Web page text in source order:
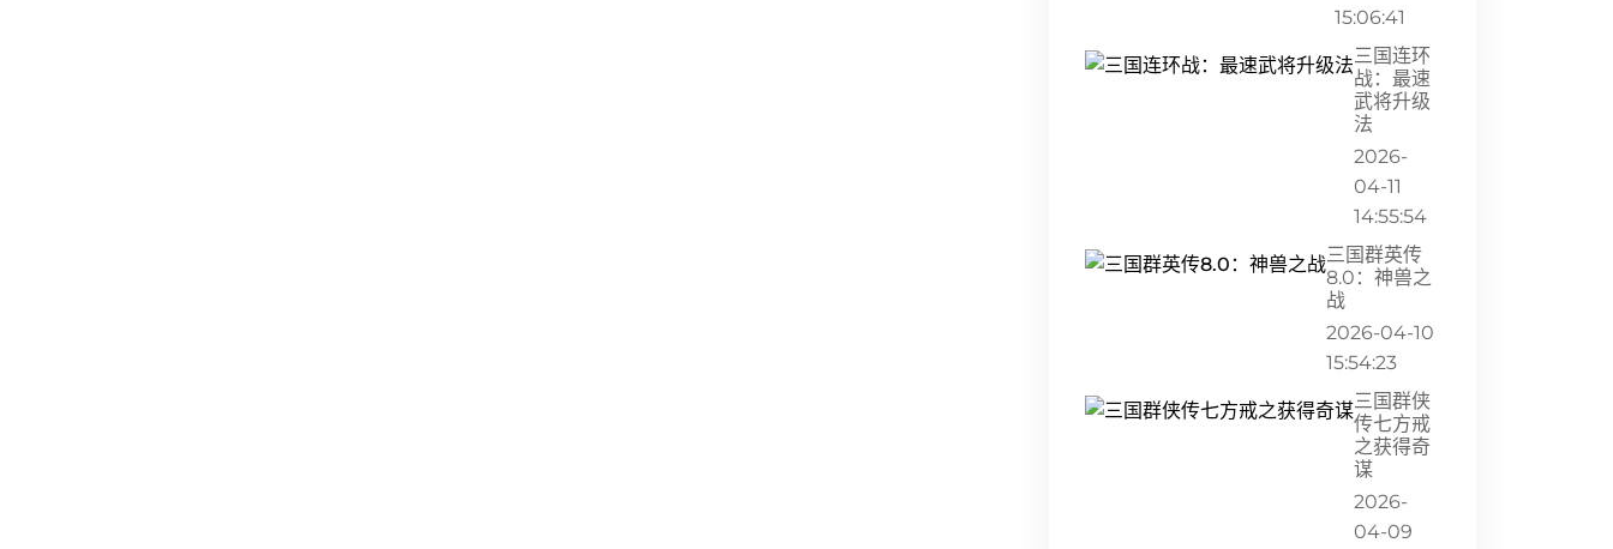
15:06:41
三国连环
战：最速
武将升级
法
2026-
04-11
14:55:54
三国群英传
8.0：神兽之
战
2026-04-10
15:54:23
三国群侠
传七方戒
之获得奇
谋
2026-
04-09